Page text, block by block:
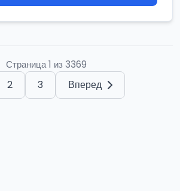
Страница 1 из 3369
2 3 Вперед